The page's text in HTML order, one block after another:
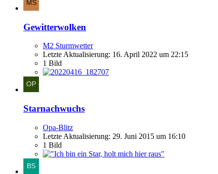
Gewitterwolken
M2 Sturmwetter
Letzte Aktualisierung: 16. April 2022 um 22:15
1 Bild
Starnachwuchs
Opa-Blitz
Letzte Aktualisierung: 29. Juni 2015 um 16:10
1 Bild